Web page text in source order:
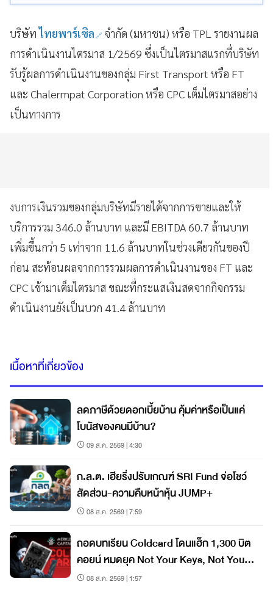
บริษัทไทยพาร์เซิล จำกัด (มหาชน) หรือ TPL รายงานผล
การดำเนินงานไตรมาส 1/2569 ซึ่งเป็นไตรมาสแรกที่บริษัท
รับรู้ผลการดำเนินงานของกลุ่ม First Transport หรือ FT
และ Chalermpat Corporation หรือ CPC เต็มไตรมาสอย่าง
เป็นทางการ
งบการเงินรวมของกลุ่มบริษัทมีรายได้จากการขายและให้
บริการรวม 346.0 ล้านบาท และมี EBITDA 60.7 ล้านบาท
เพิ่มขึ้นกว่า 5 เท่าจาก 11.6 ล้านบาทในช่วงเดียวกันของปี
ก่อน สะท้อนผลจากการรวมผลการดำเนินงานของ FT และ
CPC เข้ามาเต็มไตรมาส ขณะที่กระแสเงินสดจากกิจกรรม
ดำเนินงานยังเป็นบวก 41.4 ล้านบาท
เนื้อหาที่เกี่ยวข้อง
ลดภาษีด้วยดอกเบี้ยบ้าน คุ้มค่าหรือเป็นแค่
โบนัสของคนมีบ้าน?
09 ส.ค. 2569 | 4:30
ก.ล.ต. เฮียริ่งปรับเกณฑ์ SRI Fund จ่อโชว์
สัดส่วน-ความคืบหน้าหุ้น JUMP+
08 ส.ค. 2569 | 7:59
ถอดบทเรียน Coldcard โดนแฮ็ก 1,300 บิต
คอยน์ หมดยุค Not Your Keys, Not Your
Coins?
08 ส.ค. 2569 | 1:57